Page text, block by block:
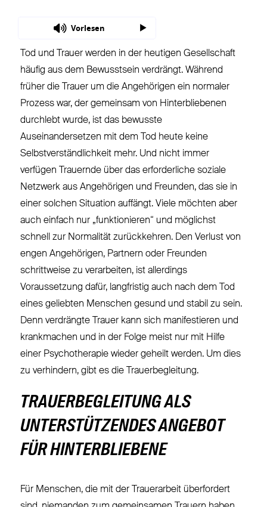
Vorlesen
Tod und Trauer werden in der heutigen Gesellschaft
häufig aus dem Bewusstsein verdrängt. Während
früher die Trauer um die Angehörigen ein normaler
Prozess war, der gemeinsam von Hinterbliebenen
durchlebt wurde, ist das bewusste
Auseinandersetzen mit dem Tod heute keine
Selbstverständlichkeit mehr. Und nicht immer
verfügen Trauernde über das erforderliche soziale
Netzwerk aus Angehörigen und Freunden, das sie in
einer solchen Situation auffängt. Viele möchten aber
auch einfach nur „funktionieren“ und möglichst
schnell zur Normalität zurückkehren. Den Verlust von
engen Angehörigen, Partnern oder Freunden
schrittweise zu verarbeiten, ist allerdings
Voraussetzung dafür, langfristig auch nach dem Tod
eines geliebten Menschen gesund und stabil zu sein.
Denn verdrängte Trauer kann sich manifestieren und
krankmachen und in der Folge meist nur mit Hilfe
einer Psychotherapie wieder geheilt werden. Um dies
zu verhindern, gibt es die Trauerbegleitung.
TRAUERBEGLEITUNG ALS
UNTERSTÜTZENDES ANGEBOT
FÜR HINTERBLIEBENE
Für Menschen, die mit der Trauerarbeit überfordert